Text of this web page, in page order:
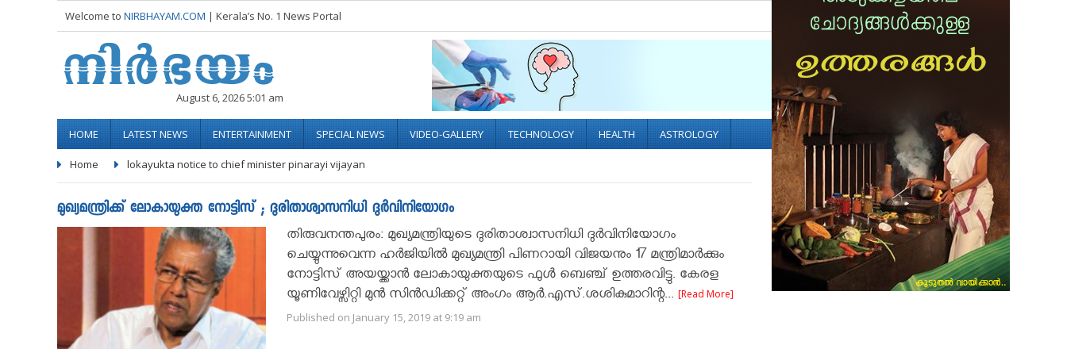
Welcome to NIRBHAYAM.COM | Kerala’s No. 1 News Portal Socialize with us
August 6, 2026 5:01 am
HOME LATEST NEWS ENTERTAINMENT SPECIAL NEWS VIDEO-GALLERY TECHNOLOGY HEALTH ASTROLOGY
Home lokayukta notice to chief minister pinarayi vijayan
മുഖ്യമന്ത്രിക്ക് ലോകായുക്ത നോട്ടിസ് ; ദുരിതാശ്വാസനിധി ദുർവിനിയോഗം
തിരുവനന്തപുരം: മുഖ്യമന്ത്രിയുടെ ദുരിതാശ്വാസനിധി ദുർവിനിയോഗം
ചെയ്യുന്നുവെന്ന ഹർജിയിൽ മുഖ്യമന്ത്രി പിണറായി വിജയനും 17 മന്ത്രിമാർക്കും
നോട്ടിസ് അയയ്ക്കാൻ ലോകായുക്തയുടെ ഫുൾ ബെഞ്ച് ഉത്തരവിട്ടു. കേരള
യൂണിവേഴ്സിറ്റി മുൻ സിൻഡിക്കറ്റ് അംഗം ആർ.എസ്.ശശികുമാറിന്റ... [Read More]
Published on January 15, 2019 at 9:19 am